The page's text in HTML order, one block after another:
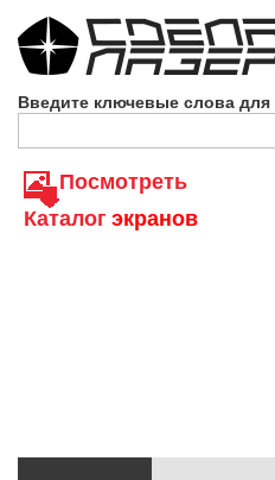
Введите ключевые слова для
Посмотреть
Каталог экранов